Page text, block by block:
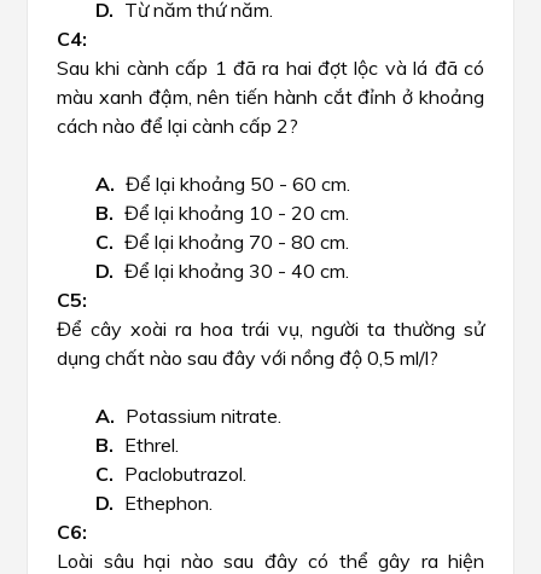
Từ năm thứ năm.
Sau khi cành cấp 1 đã ra hai đợt lộc và lá đã có
màu xanh đậm, nên tiến hành cắt đỉnh ở khoảng
cách nào để lại cành cấp 2?
Để lại khoảng 50 - 60 cm.
Để lại khoảng 10 - 20 cm.
Để lại khoảng 70 - 80 cm.
Để lại khoảng 30 - 40 cm.
Để cây xoài ra hoa trái vụ, người ta thường sử
dụng chất nào sau đây với nồng độ 0,5 ml/l?
Potassium nitrate.
Ethrel.
Paclobutrazol.
Ethephon.
Loài sâu hại nào sau đây có thể gây ra hiện